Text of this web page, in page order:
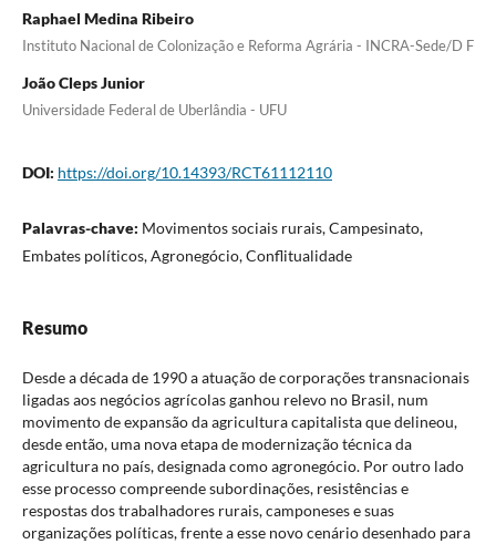
Raphael Medina Ribeiro
Instituto Nacional de Colonização e Reforma Agrária - INCRA-Sede/D F
João Cleps Junior
Universidade Federal de Uberlândia - UFU
DOI: https://doi.org/10.14393/RCT61112110
Palavras-chave: Movimentos sociais rurais, Campesinato,
Embates políticos, Agronegócio, Conflitualidade
Resumo
Desde a década de 1990 a atuação de corporações transnacionais
ligadas aos negócios agrícolas ganhou relevo no Brasil, num
movimento de expansão da agricultura capitalista que delineou,
desde então, uma nova etapa de modernização técnica da
agricultura no país, designada como agronegócio. Por outro lado
esse processo compreende subordinações, resistências e
respostas dos trabalhadores rurais, camponeses e suas
organizações políticas, frente a esse novo cenário desenhado para